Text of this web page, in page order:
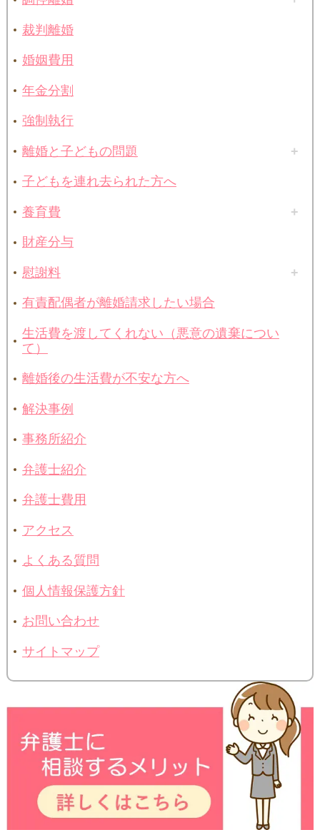
裁判離婚
婚姻費用
年金分割
強制執行
離婚と子どもの問題
子どもを連れ去られた方へ
養育費
財産分与
慰謝料
有責配偶者が離婚請求したい場合
生活費を渡してくれない（悪意の遺棄につい
て）
離婚後の生活費が不安な方へ
解決事例
事務所紹介
弁護士紹介
弁護士費用
アクセス
よくある質問
個人情報保護方針
お問い合わせ
サイトマップ